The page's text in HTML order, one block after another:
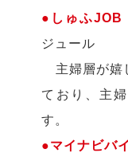
●しゅふJOB
ジュール
主婦層が嬉
ており、主
す。
●マイナビバ